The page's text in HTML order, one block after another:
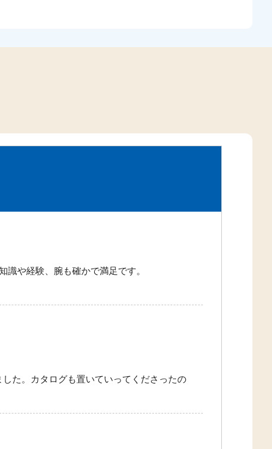
や経験、腕も確かで満足です。
た。カタログも置いていってくださったの